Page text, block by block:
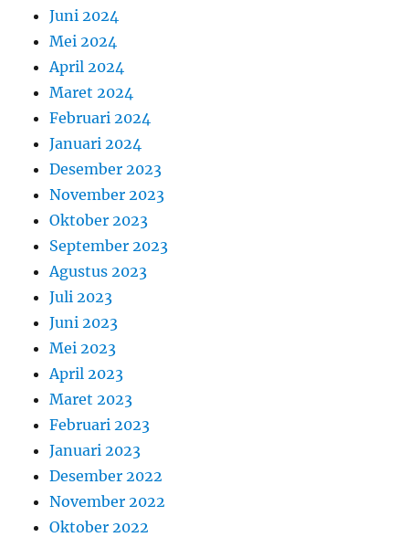
Juni 2024
Mei 2024
April 2024
Maret 2024
Februari 2024
Januari 2024
Desember 2023
November 2023
Oktober 2023
September 2023
Agustus 2023
Juli 2023
Juni 2023
Mei 2023
April 2023
Maret 2023
Februari 2023
Januari 2023
Desember 2022
November 2022
Oktober 2022